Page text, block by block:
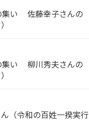
集い 佐藤幸子さんの
集い 柳川秀夫さんの
（令和の百姓一揆実行